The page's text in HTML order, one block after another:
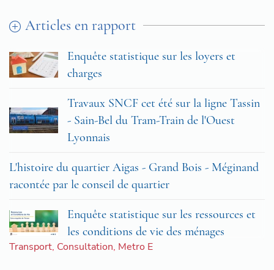
Articles en rapport
Enquête statistique sur les loyers et
charges
Travaux SNCF cet été sur la ligne Tassin
- Sain-Bel du Tram-Train de l'Ouest
Lyonnais
L'histoire du quartier Aigas - Grand Bois - Méginand
racontée par le conseil de quartier
Enquête statistique sur les ressources et
les conditions de vie des ménages
Transport, Consultation, Metro E